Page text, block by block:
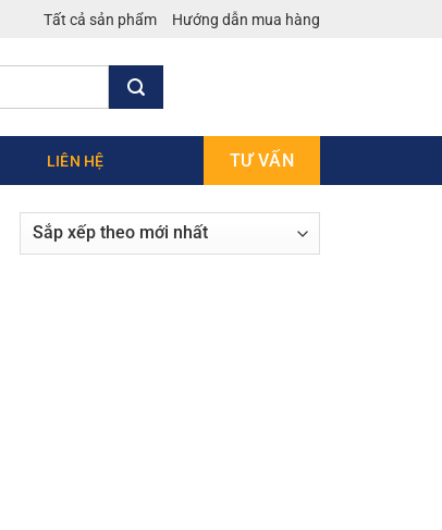
Tất cả sản phẩm Hướng dẫn mua hàng
LIÊN HỆ TƯ VẤN